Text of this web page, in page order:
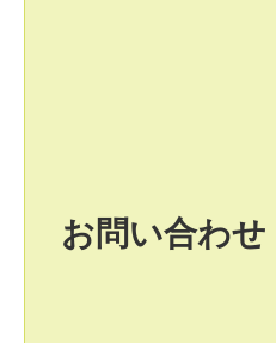
お問い合わせ